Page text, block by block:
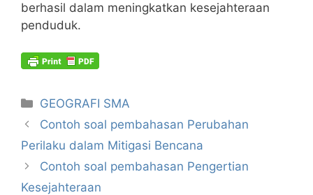
berhasil dalam meningkatkan kesejahteraan
penduduk.
Kategori
GEOGRAFI SMA
Contoh soal pembahasan Perubahan
Perilaku dalam Mitigasi Bencana
Contoh soal pembahasan Pengertian
Kesejahteraan